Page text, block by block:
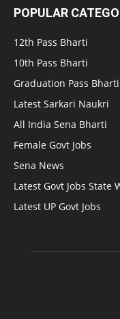
POPULAR
12th Pass Bharti
10th Pass Bharti
Graduation Pass Bharti
Latest Sarkari Naukri
All India Sena Bharti
Female Govt Jobs
Sena News
Latest Govt Jobs State
Latest UP Govt Jobs